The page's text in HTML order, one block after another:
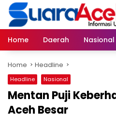
Skip
content
Home
Daerah Nasional
Home Headline
Headline Nasional
Mentan Puji
Aceh Besar